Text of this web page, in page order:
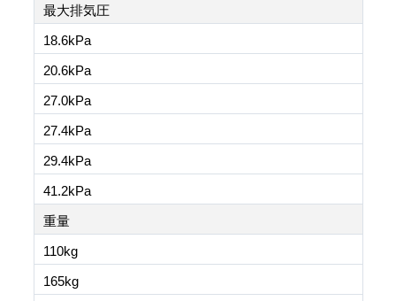
最大排気圧
18.6kPa
20.6kPa
27.0kPa
27.4kPa
29.4kPa
41.2kPa
重量
110kg
165kg